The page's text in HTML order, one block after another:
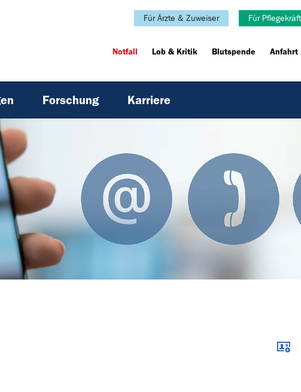
Für Ärzte & Zuweiser Für
Notfall Lob & Kritik Blutspende Anfahrt
Forschung Karriere